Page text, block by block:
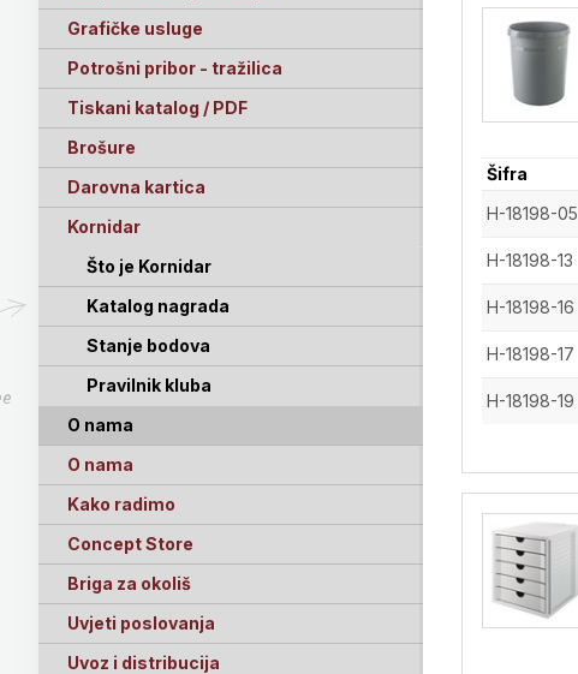
Grafičke usluge
Potrošni pribor - tražilica
Tiskani katalog / PDF
Brošure
Darovna kartica
Kornidar
Što je Kornidar
Katalog nagrada
Stanje bodova
Pravilnik kluba
O nama
O nama
Kako radimo
Concept Store
Briga za okoliš
Uvjeti poslovanja
Uvoz i distribucija
Šifra
H-18198-05
H-18198-13
H-18198-16
H-18198-17
H-18198-19